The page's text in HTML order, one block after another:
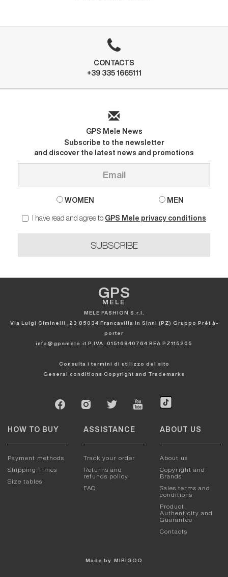
CONTACTS
+39 335 1665111
GPS Mele News
Subscribe to the newsletter
and discover the latest news and promotions
WOMEN MEN
I have read and agree to GPS Mele privacy conditions
SUBSCRIBE
GPS
MELE
MELE FASHION S.r.l.
Via Luigi Ciminelli ,23 85034 Francavilla in Sinni (PZ) Gruppo Prêt à-
porter
info@gpsmele.it P.IVA. 01516840764 REA PZ115205
Consulta i termini di utilizzo del sito
General conditions Copyright and Trademarks
HOW TO BUY
Payment methods
Shipping Times
Size tables
ASSISTANCE
Track your order
Returns and
refunds policy
FAQ
ABOUT US
About us
Copyright and
Brands
Sales terms and
conditions
Product
Authenticity and
Guarantee
Contacts
Made by MIRIGOO